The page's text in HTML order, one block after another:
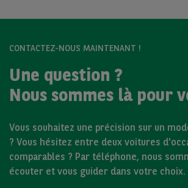
CONTACTEZ-NOUS MAINTENANT !
Une question ?
Nous sommes là pour
Vous souhaitez une précision sur un
? Vous hésitez entre deux voitures
comparables ? Par téléphone, nous
écouter et vous guider dans votre choix.